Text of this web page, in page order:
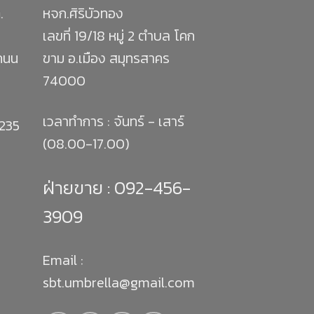
น
หจก.ศิริบัวทอง
เลขที่ 19/18 หมู่ 2 ตำบล โคก
ขาม อ.เมือง สมุทรสาคร
74000
เวลาทำการ : จันทร์ - เสาร์
(08.00-17.00)
ฝ่ายขาย : 092-456-
3909
Email :
sbt.umbrella@gmail.com